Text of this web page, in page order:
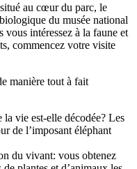
au cœur du parc, le
du musée national
vous intéressez à la faune et
commencez votre visite
manière tout à fait
vie est-elle décodée? Les
de l’imposant éléphant
du vivant: vous obtenez